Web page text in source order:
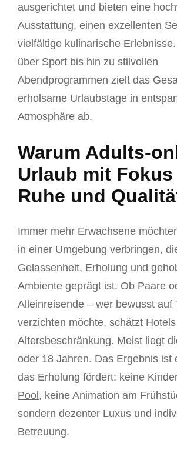
ausgerichtet und bieten eine
Ausstattung, einen exzellenten
vielfältige kulinarische
über Sport bis hin zu stilvollen
Abendprogrammen zielt das
erholsame Urlaubstage in
Atmosphäre ab.
Warum Adults-
Urlaub mit
Ruhe und
Immer mehr Erwachsene
in einer Umgebung verbringen,
Gelassenheit, Erholung und
Ambiente geprägt ist. Ob Paare
Alleinreisende – wer bewusst auf
verzichten möchte, schätzt
Altersbeschränkung. Meist liegt
oder 18 Jahren. Das Ergebnis ist
das Erholung fördert: keine
Pool , keine Animation am
sondern dezenter Luxus und
Betreuung.